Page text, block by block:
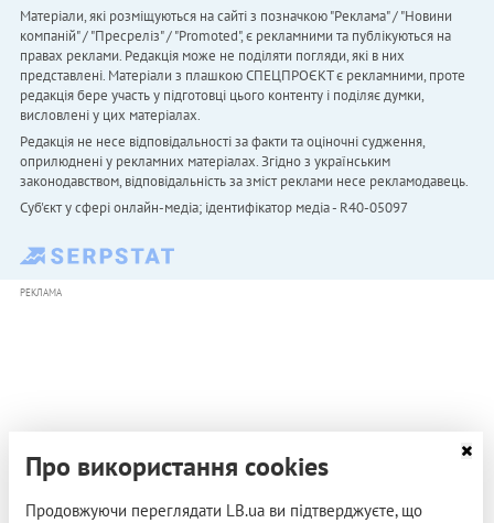
Матеріали, які розміщуються на сайті з позначкою "Реклама" / "Новини
компаній" / "Пресреліз" / "Promoted", є рекламними та публікуються на
правах реклами. Редакція може не поділяти погляди, які в них
представлені. Матеріали з плашкою СПЕЦПРОЄКТ є рекламними, проте
редакція бере участь у підготовці цього контенту і поділяє думки,
висловлені у цих матеріалах.
Редакція не несе відповідальності за факти та оціночні судження,
оприлюднені у рекламних матеріалах. Згідно з українським
законодавством, відповідальність за зміст реклами несе рекламодавець.
Cуб'єкт у сфері онлайн-медіа; ідентифікатор медіа - R40-05097
РЕКЛАМА
Про використання cookies
Продовжуючи переглядати LB.ua ви підтверджуєте, що